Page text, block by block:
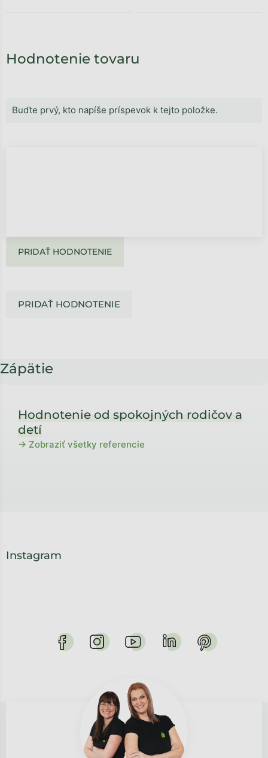
Hodnotenie tovaru
Buďte prvý, kto napíše príspevok k tejto položke.
PRIDAŤ HODNOTENIE
PRIDAŤ HODNOTENIE
Zápätie
Hodnotenie od spokojných rodičov a
detí
→ Zobraziť všetky referencie
Instagram